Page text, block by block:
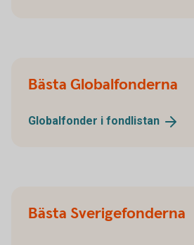
Bästa Globalfonderna
Globalfonder i fondlistan
Bästa Sverigefonderna